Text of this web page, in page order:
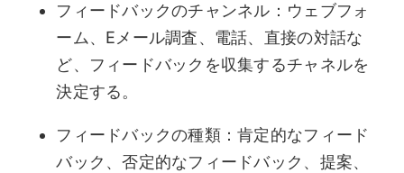
フィードバックのチャンネル：ウェブフォ
ーム、Eメール調査、電話、直接の対話な
ど、フィードバックを収集するチャネルを
決定する。
フィードバックの種類：肯定的なフィード
バック、否定的なフィードバック、提案、